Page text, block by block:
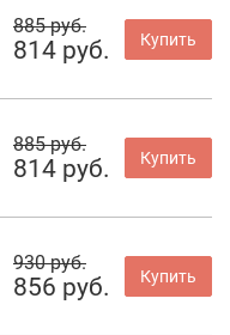
885 руб.
814 руб. Купить
885 руб.
814 руб. Купить
930 руб.
856 руб. Купить